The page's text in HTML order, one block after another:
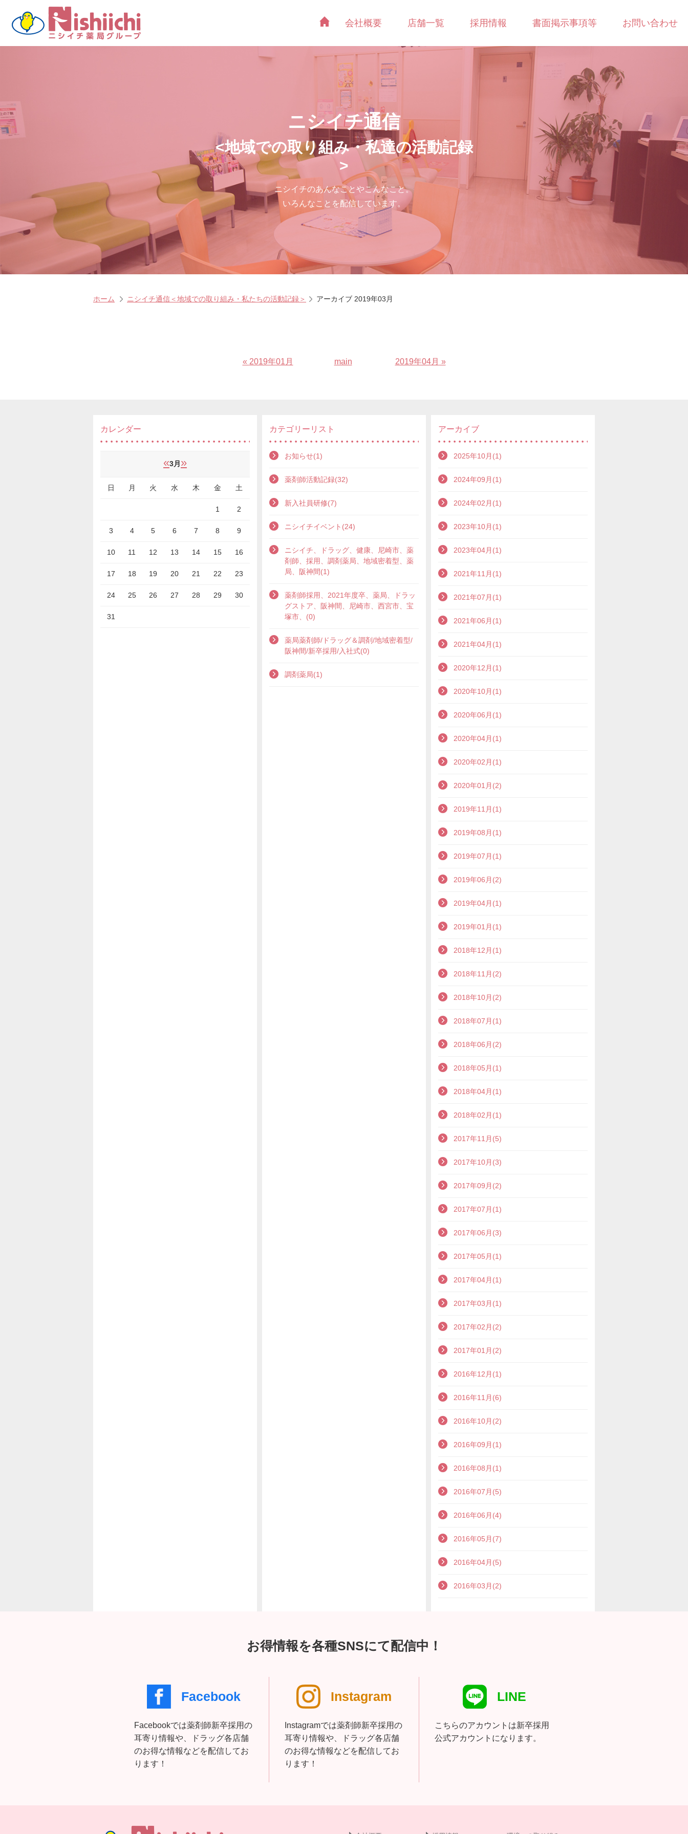
会社概要 店舗一覧 採用情報 書面掲示事項等 お問い合わせ
ニシイチ通信
<地域での取り組み・私達の活動記録
>
ニシイチのあんなことやこんなこと。
いろんなことを配信しています。
ホーム ニシイチ通信＜地域での取り組み・私たちの活動記録＞ アーカイブ 2019年03月
« 2019年01月 main 2019年04月 »
カレンダー
«3月 »
日 月 火 水 木 金 土
1 2
3 4 5 6 7 8 9
10 11 12 13 14 15 16
17 18 19 20 21 22 23
24 25 26 27 28 29 30
31
カテゴリーリスト
お知らせ(1)
薬剤師活動記録(32)
新入社員研修(7)
ニシイチイベント(24)
ニシイチ、ドラッグ、健康、尼崎市、薬
剤師、採用、調剤薬局、地域密着型、薬
局、阪神間(1)
薬剤師採用、2021年度卒、薬局、ドラッ
グストア、阪神間、尼崎市、西宮市、宝
塚市、(0)
薬局薬剤師/ドラッグ＆調剤/地域密着型/
阪神間/新卒採用/入社式(0)
調剤薬局(1)
アーカイブ
2025年10月(1)
2024年09月(1)
2024年02月(1)
2023年10月(1)
2023年04月(1)
2021年11月(1)
2021年07月(1)
2021年06月(1)
2021年04月(1)
2020年12月(1)
2020年10月(1)
2020年06月(1)
2020年04月(1)
2020年02月(1)
2020年01月(2)
2019年11月(1)
2019年08月(1)
2019年07月(1)
2019年06月(2)
2019年04月(1)
2019年01月(1)
2018年12月(1)
2018年11月(2)
2018年10月(2)
2018年07月(1)
2018年06月(2)
2018年05月(1)
2018年04月(1)
2018年02月(1)
2017年11月(5)
2017年10月(3)
2017年09月(2)
2017年07月(1)
2017年06月(3)
2017年05月(1)
2017年04月(1)
2017年03月(1)
2017年02月(2)
2017年01月(2)
2016年12月(1)
2016年11月(6)
2016年10月(2)
2016年09月(1)
2016年08月(1)
2016年07月(5)
2016年06月(4)
2016年05月(7)
2016年04月(5)
2016年03月(2)
お得情報を各種SNSにて配信中！
Facebook
Facebookでは薬剤師新卒採用の
耳寄り情報や、ドラッグ各店舗
のお得な情報などを配信してお
ります！
Instagram
Instagramでは薬剤師新卒採用の
耳寄り情報や、ドラッグ各店舗
のお得な情報などを配信してお
ります！
LINE
こちらのアカウントは新卒採用
公式アカウントになります。